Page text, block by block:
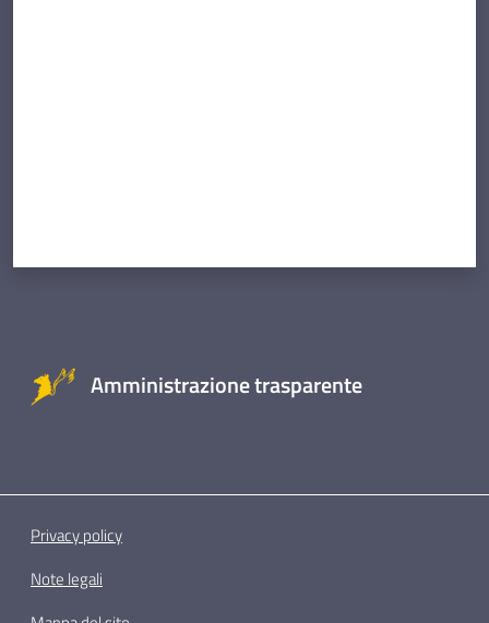
Amministrazione trasparente
Privacy policy
Note legali